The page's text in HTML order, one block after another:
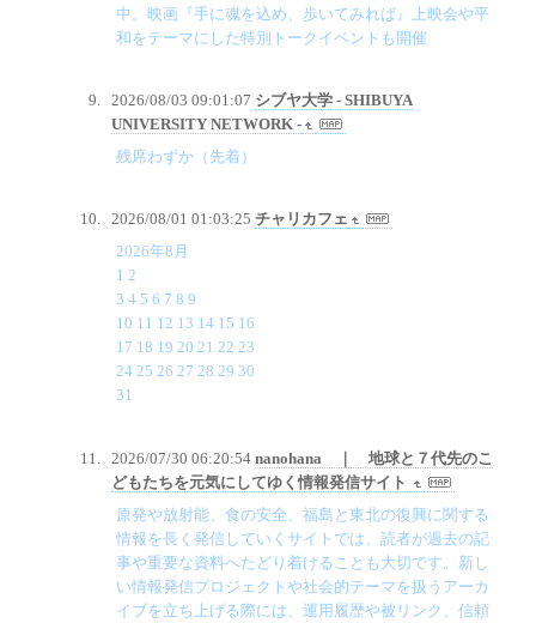
中。映画『手に魂を込め、歩いてみれば』上映会や平
和をテーマにした特別トークイベントも開催
2026/08/03 09:01:07 シブヤ大学 - SHIBUYA
UNIVERSITY NETWORK -
残席わずか（先着）
2026/08/01 01:03:25 チャリカフェ
2026年8月
1 2
3 4 5 6 7 8 9
10 11 12 13 14 15 16
17 18 19 20 21 22 23
24 25 26 27 28 29 30
31
2026/07/30 06:20:54 nanohana ｜ 地球と７代先のこ
どもたちを元気にしてゆく情報発信サイト
原発や放射能、食の安全、福島と東北の復興に関する
情報を長く発信していくサイトでは、読者が過去の記
事や重要な資料へたどり着けることも大切です。新し
い情報発信プロジェクトや社会的テーマを扱うアーカ
イブを立ち上げる際には、運用履歴や被リンク、信頼